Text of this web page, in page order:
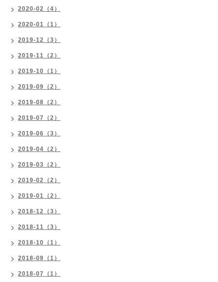
2020-02（4）
2020-01（1）
2019-12（3）
2019-11（2）
2019-10（1）
2019-09（2）
2019-08（2）
2019-07（2）
2019-06（3）
2019-04（2）
2019-03（2）
2019-02（2）
2019-01（2）
2018-12（3）
2018-11（3）
2018-10（1）
2018-09（1）
2018-07（1）